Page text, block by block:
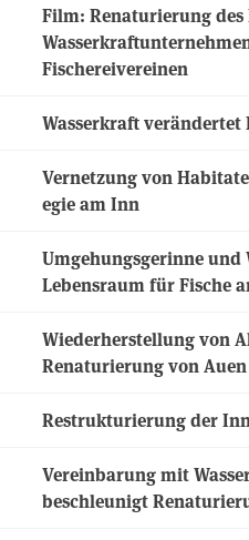
Film: Renaturierung
Fischereivereinen
Wasserkraft verändertet
Vernetzung von
egie am Inn
Umgehungsgerinne
Lebensraum für Fische
Wiederherstellung von
Renaturierung von
Restrukturierung der
Vereinbarung mit
beschleunigt